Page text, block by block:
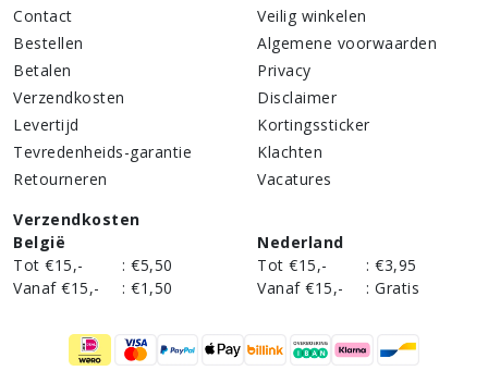
Contact
Bestellen
Betalen
Verzendkosten
Levertijd
Tevredenheids-garantie
Retourneren
Veilig winkelen
Algemene voorwaarden
Privacy
Disclaimer
Kortingssticker
Klachten
Vacatures
Verzendkosten
België
Tot €15,-
: €5,50
Vanaf €15,-
: €1,50
Nederland
Tot €15,-
: €3,95
Vanaf €15,-
: Gratis